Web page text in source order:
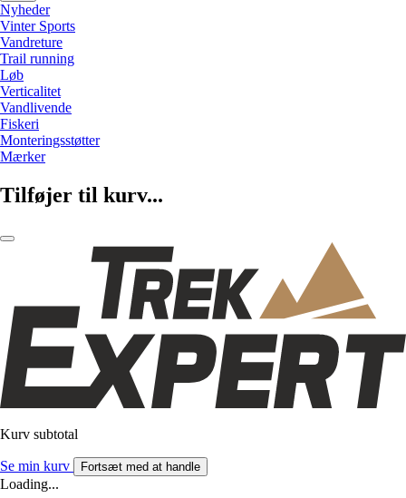
Nyheder
Vinter Sports
Vandreture
Trail running
Løb
Verticalitet
Vandlivende
Fiskeri
Monteringsstøtter
Mærker
Tilføjer til kurv...
Kurv subtotal
Se min kurv Fortsæt med at handle
Loading...